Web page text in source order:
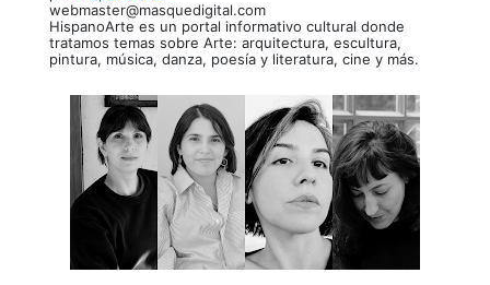
webmaster@masquedigital.com
HispanoArte es un portal informativo cultural donde
tratamos temas sobre Arte: arquitectura, escultura,
pintura, música, danza, poesía y literatura, cine y más.